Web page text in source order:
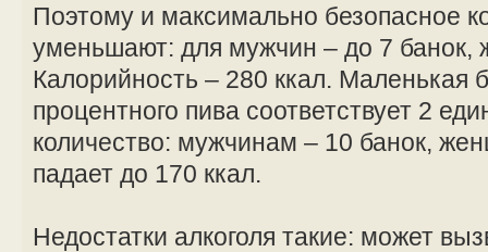
Поэтому и максимально безопасное
уменьшают: для мужчин – до 7
Калорийность – 280 ккал. Маленькая
процентного пива соответствует 2
количество: мужчинам – 10 банок,
падает до 170 ккал.
Недостатки алкоголя такие: может